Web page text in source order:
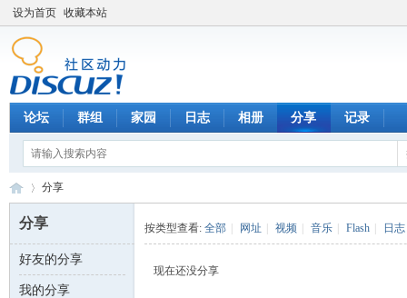
设为首页 收藏本站
论坛 群组 家园 日志 相册 分享 记录
数 ›
分享
分享
好友的分享
我的分享
按类型查看: 全部 网址 视频 音乐 Flash 日志
现在还没分享